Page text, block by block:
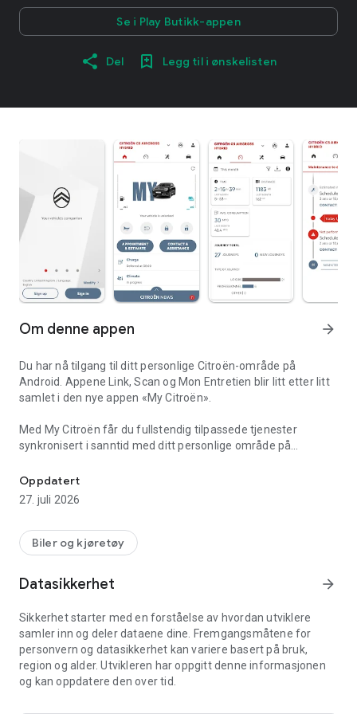
Se i Play Butikk-appen
Del Legg til i ønskelisten
Om denne appen arrow_forward
Du har nå tilgang til ditt personlige Citroën-område på
Android. Appene Link, Scan og Mon Entretien blir litt etter litt
samlet i den nye appen «My Citroën».
Med My Citroën får du fullstendig tilpassede tjenester
synkronisert i sanntid med ditt personlige område på
tjenester, f.eks. timebestilling eller geolokalisering, kan du
enkelt administrere din Citroën. Med My Citroën som
reisevenn har du plass til alle Citroëns tjenester i lommen:
1) GJØR HVERDAGEN ENKLERE:
• Personlig serviceplan med informasjon om forestående
• Finn og kategoriser reisene dine og gjennomsnittlig forbruk
• Finn enkelt igjen hvor bilen er parkert med
geolokaliseringsfunksjonen «Find my car».
• Kontakt Citroën Veihjelp med ett klikk, eller få enkelt tilgang
til ettermarkedsservice.
• Få tilgang til alt vårt førerassistanseinnhold.
Oppdatert
27. juli 2026
Biler og kjøretøy
Datasikkerhet arrow_forward
Sikkerhet starter med en forståelse av hvordan utviklere
samler inn og deler dataene dine. Fremgangsmåtene for
personvern og datasikkerhet kan variere basert på bruk,
region og alder. Utvikleren har oppgitt denne informasjonen
og kan oppdatere den over tid.